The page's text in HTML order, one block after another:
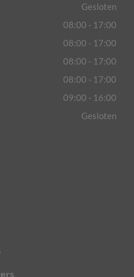
Gesloten
08:00 - 17:00
08:00 - 17:00
08:00 - 17:00
08:00 - 17:00
09:00 - 16:00
Gesloten